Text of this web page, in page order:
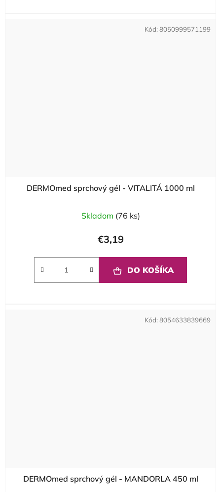
DERMOmed sprchový gél - VITALITÁ 1000 ml
Skladom (76 ks)
€3,19
DO KOŠÍKA
Kód: 8050999571199
DERMOmed sprchový gél - MANDORLA 450 ml
Kód: 8054633839669